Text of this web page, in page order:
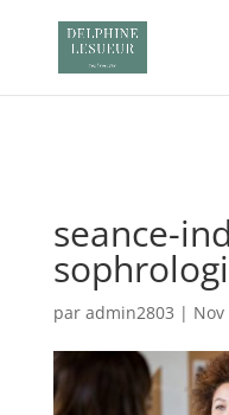
référencement et prise de
seance-
par admin2803 | Nov